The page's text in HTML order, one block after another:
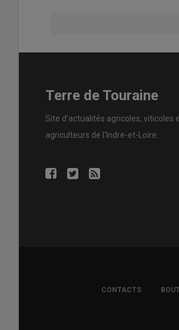
Terre de Touraine
Site d'actualités agricoles, viticoles
agriculteurs de l'Indre-et-Loire.
COPYRIGHTCONTACTS